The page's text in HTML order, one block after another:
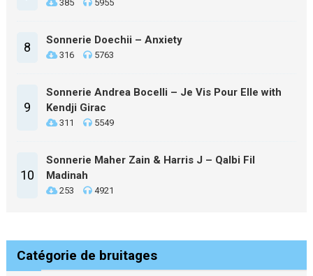
385 5955
8 Sonnerie Doechii – Anxiety
316 5763
9
Sonnerie Andrea Bocelli – Je Vis Pour Elle with
Kendji Girac
311 5549
10
Sonnerie Maher Zain & Harris J – Qalbi Fil
Madinah
253 4921
Catégorie de bruitages